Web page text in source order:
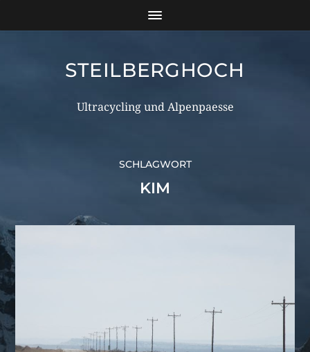
STEILBERGHOCH
Ultracycling und Alpenpaesse
SCHLAGWORT
KIM